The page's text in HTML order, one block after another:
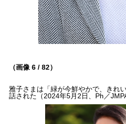
（画像 6 / 82）
雅子さまは「緑が今鮮やかで、きれ
話された（2024年5月2日、Ph／JMPA